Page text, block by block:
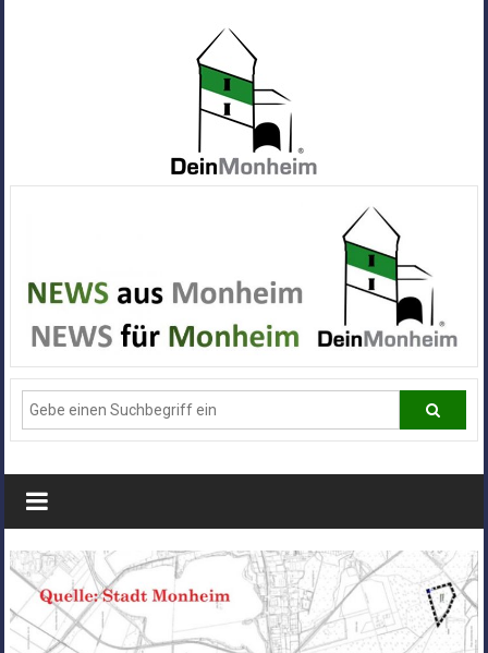
Alle
News
aus
Deiner
Stadt
Monheim